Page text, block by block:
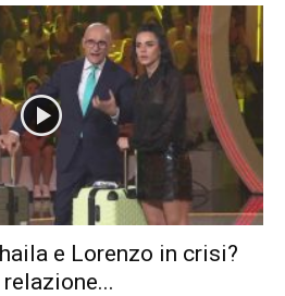
e Lorenzo in crisi?